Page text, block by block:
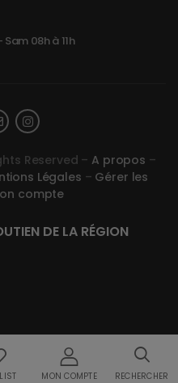
Sam 08h à 11h
Reserved – A propos –
Légales – Gérer les
compte
DE LA RÉGION
MON COMPTE RECHERCHER